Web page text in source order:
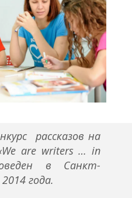
рассказов на
are writers … in
в Санкт-
года.